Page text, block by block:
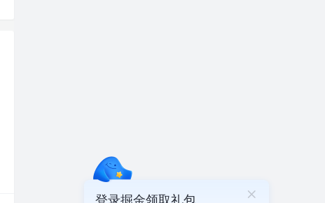
登录掘金领取礼包